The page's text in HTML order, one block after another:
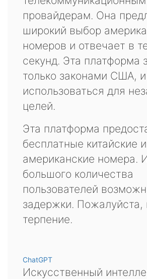
провайдерам. Она
широкий выбор
номеров и отвечает в
секунд. Эта платформа
только законами США,
использоваться для
целей.
Эта платформа
бесплатные китайские и
американские номера.
большого количества
пользователей
задержки. Пожалуйста,
терпение.
ChatGPT
Искусственный